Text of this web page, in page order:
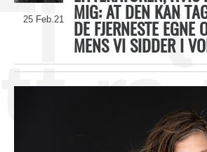
25 Feb.21 MIG: AT DEN KAN
DE FJERNESTE EGNE
MENS VI SIDDER I